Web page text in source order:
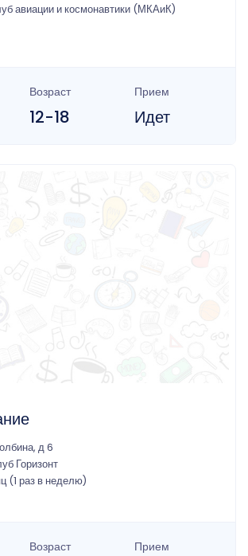
авиации и космонавтики (МКАиК)
Возраст
12-18
Прием
Идет
д 6
Горизонт
(1 раз в неделю)
Возраст Прием